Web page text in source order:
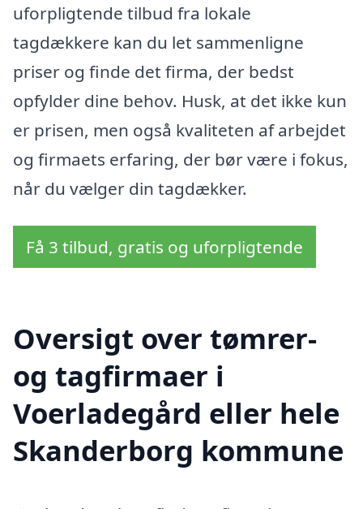
uforpligtende tilbud fra lokale
tagdækkere kan du let sammenligne
priser og finde det firma, der bedst
opfylder dine behov. Husk, at det ikke kun
er prisen, men også kvaliteten af arbejdet
og firmaets erfaring, der bør være i fokus,
når du vælger din tagdækker.
Få 3 tilbud, gratis og uforpligtende
Oversigt over tømrer-
og tagfirmaer i
Voerladegård eller hele
Skanderborg kommune